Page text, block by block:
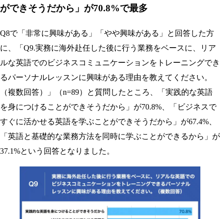
ができそうだから」が70.8%で最多
Q8で「非常に興味がある」「やや興味がある」と回答した方
に、「Q9.実務に海外赴任した後に行う業務をベースに、リア
ルな英語でのビジネスコミュニケーションをトレーニングでき
るパーソナルレッスンに興味がある理由を教えてください。
（複数回答）」（n=89）と質問したところ、「実践的な英語
を身につけることができそうだから」が70.8%、「ビジネスで
すぐに活かせる英語を学ぶことができそうだから」が67.4%、
「英語と基礎的な業務方法を同時に学ぶことができるから」が
37.1%という回答となりました。